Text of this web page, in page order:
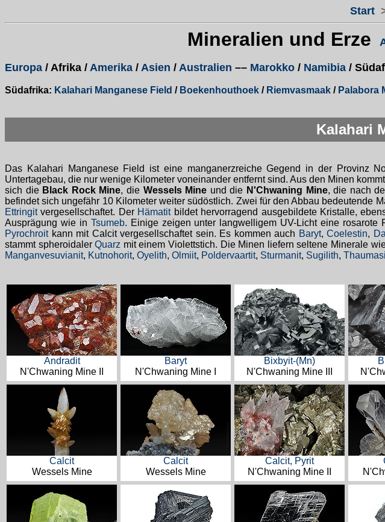
Start
Mineralien und Erze
Europa / Afrika / Amerika / Asien / Australien –– Marokko / Namibia /
Südafrika: Kalahari Manganese Field / Boekenhouthoek / Riemvasmaak / Palabora
Kalahari
Das Kalahari Manganese Field ist eine manganerzreiche Gegend in der Provinz
Untertagebau, die nur wenige Kilometer voneinander entfernt sind. Aus den Minen
sich die Black Rock Mine, die Wessels Mine und die N'Chwaning Mine, die nach
befindet sich ungefähr 10 Kilometer weiter südöstlich. Zwei für den Abbau bedeutende
Ettringitvergesellschaftet. Der Hämatitbildet hervorragend ausgebildete Kristalle,
Ausprägung wie in Tsumeb. Einige zeigen unter langwelligem UV-Licht eine rosarote
Pyrochroitkann mit Calcit vergesellschaftet sein. Es kommen auch Baryt,Coelestin,
stammt spheroidalerQuarz mit einem Violettstich. Die Minen liefern seltene Minerale
Manganvesuvianit, Kutnohorit, Oyelith, Olmiit, Poldervaartit, Sturmanit, Sugilith,
Andradit
N'Chwaning Mine II
Baryt
N'Chwaning Mine I
Bixbyit-(Mn)
N'Chwaning Mine III
Calcit
Wessels Mine
Calcit
Wessels Mine
Calcit, Pyrit
N'Chwaning Mine II